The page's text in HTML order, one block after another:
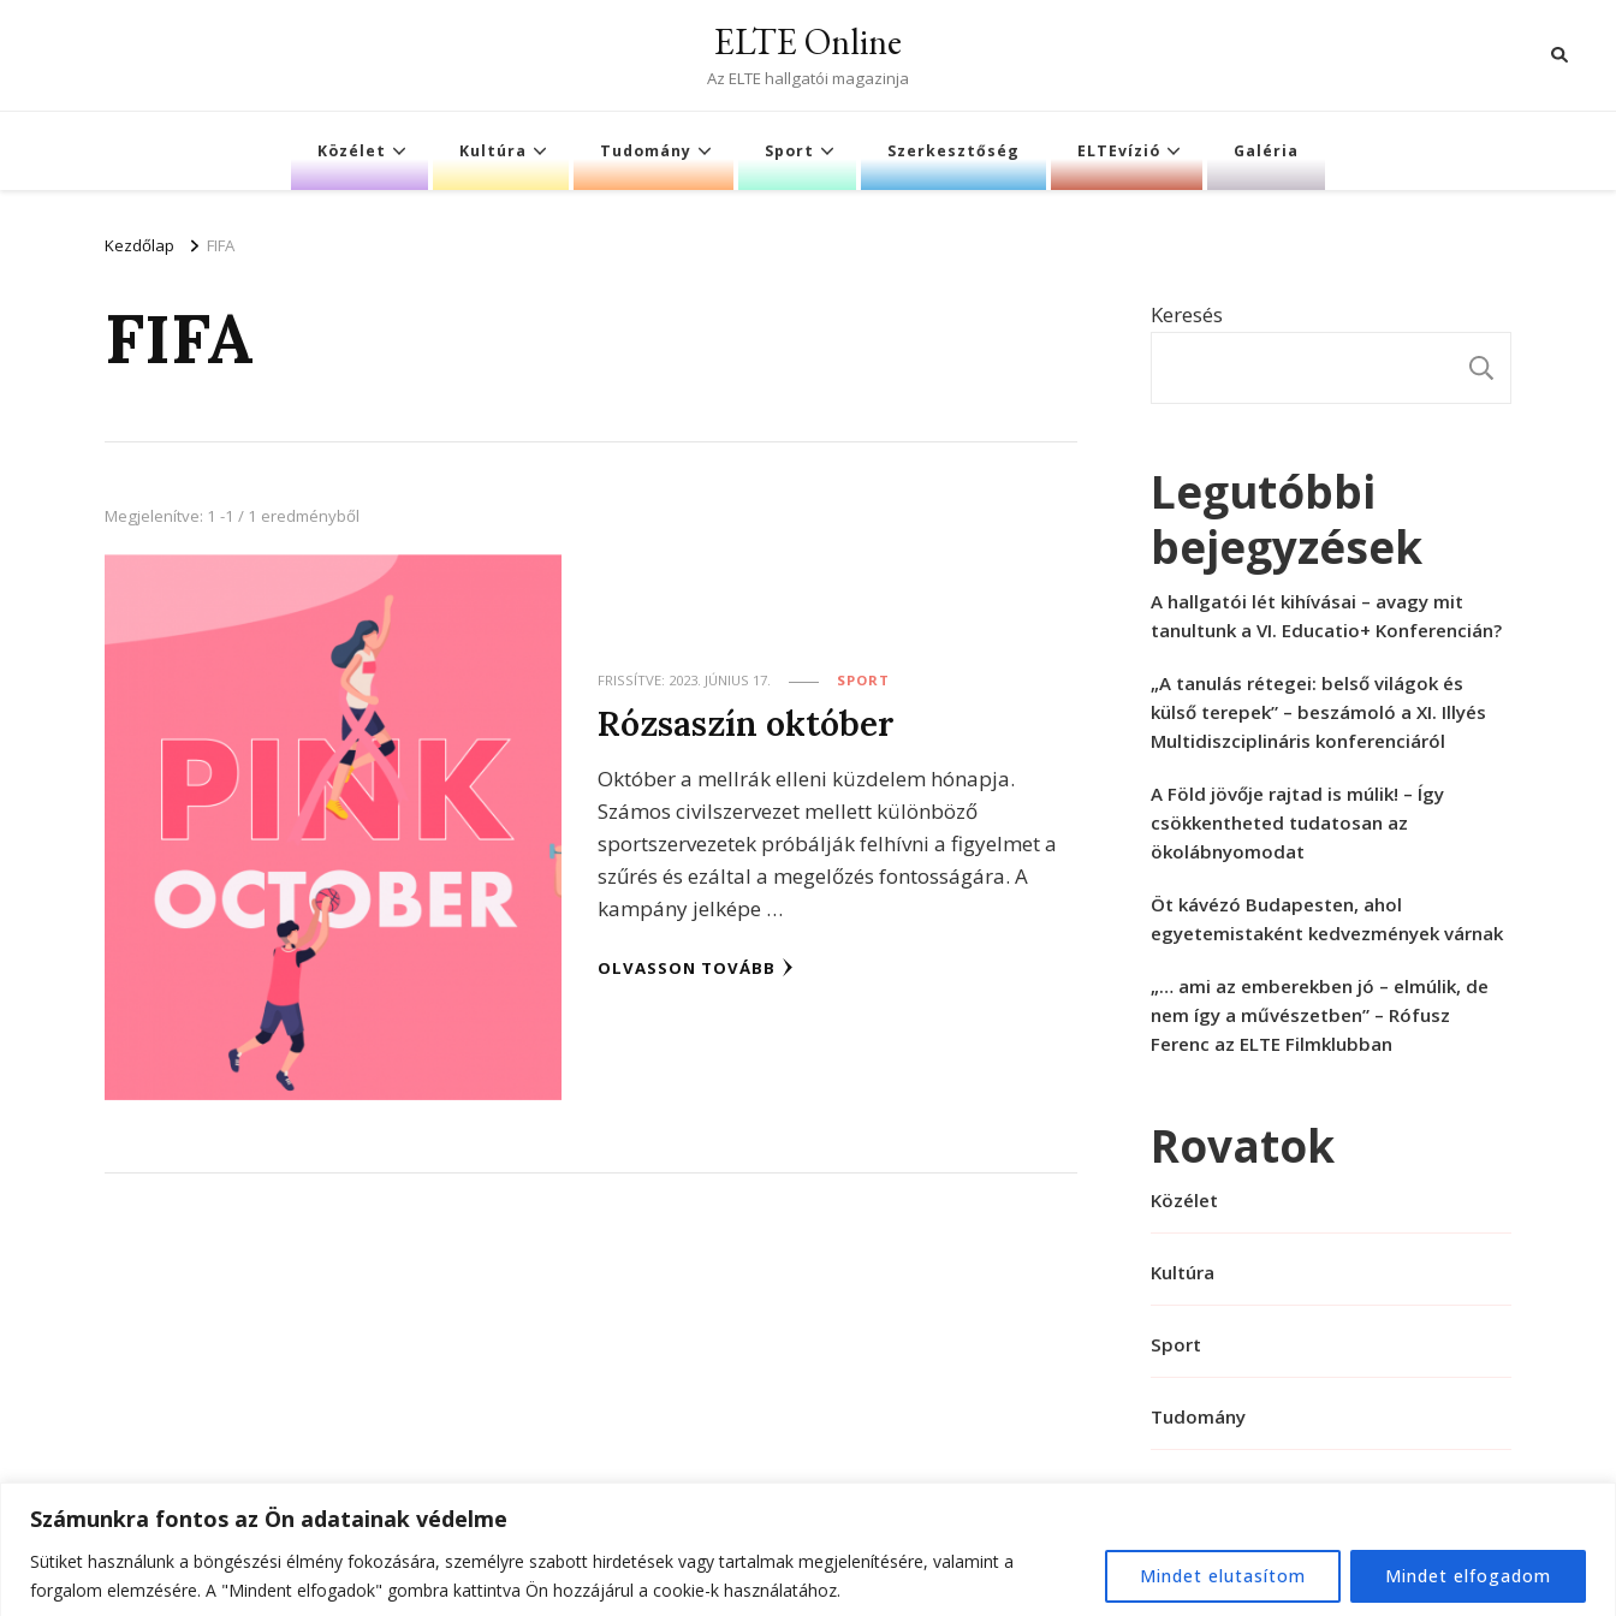
Számunkra fontos az Ön adatainak védelme
Sütiket használunk a böngészési élmény fokozására, személyre szabott hirdetések vagy tartalmak megjelenítésére, valamint a
forgalom elemzésére. A "Mindent elfogadok" gombra kattintva Ön hozzájárul a cookie-k használatához.
Mindet elutasítom Mindet elfogadom
ELTE Online
Az ELTE hallgatói magazinja
Közélet Kultúra Tudomány Sport Szerkesztőség ELTEvízió Galéria
Kezdőlap FIFA
FIFA
Megjelenítve: 1 -1 / 1 eredményből
FRISSÍTVE: 2023. JÚNIUS 17. SPORT
Rózsaszín október
Október a mellrák elleni küzdelem hónapja.
Számos civilszervezet mellett különböző
sportszervezetek próbálják felhívni a figyelmet a
szűrés és ezáltal a megelőzés fontosságára. A
kampány jelképe …
OLVASSON TOVÁBB
Keresés
Legutóbbi
bejegyzések
A hallgatói lét kihívásai – avagy mit
tanultunk a VI. Educatio+ Konferencián?
„A tanulás rétegei: belső világok és
külső terepek” – beszámoló a XI. Illyés
Multidiszciplináris konferenciáról
A Föld jövője rajtad is múlik! – Így
csökkentheted tudatosan az
ökolábnyomodat
Öt kávézó Budapesten, ahol
egyetemistaként kedvezmények várnak
„… ami az emberekben jó – elmúlik, de
nem így a művészetben” – Rófusz
Ferenc az ELTE Filmklubban
Rovatok
Közélet
Kultúra
Sport
Tudomány
© Szerzői jog 2026ELTE Online . Minden jog fenntartva.Hello Fashion | Fejlesztette WordPress.